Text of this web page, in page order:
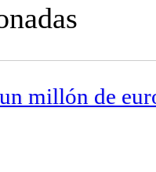
millón de